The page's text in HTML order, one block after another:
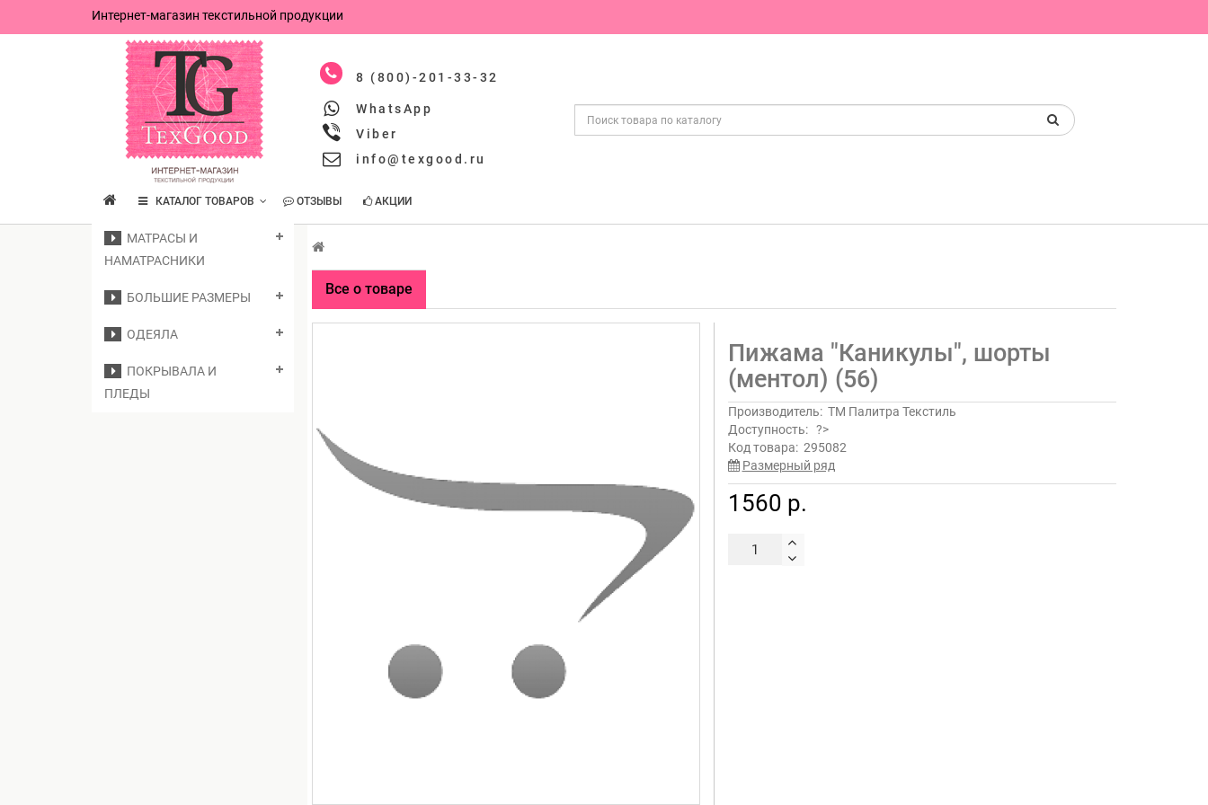
Интернет-магазин текстильной продукции
8 (800)-201-33-32
WhatsApp
Viber
info@texgood.ru
КАТАЛОГ ТОВАРОВ ОТЗЫВЫ АКЦИИ
МАТРАСЫ И
НАМАТРАСНИКИ
БОЛЬШИЕ РАЗМЕРЫ
ОДЕЯЛА
ПОКРЫВАЛА И
ПЛЕДЫ
Все о товаре
Пижама "Каникулы", шорты
(ментол) (56)
Производитель: ТМ Палитра Текстиль
Доступность: ?>
Код товара: 295082
Размерный ряд
1560 р.